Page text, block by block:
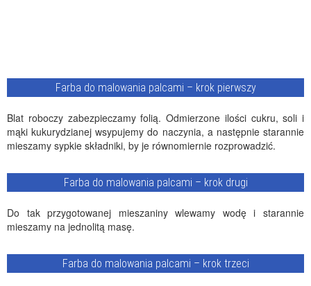
Farba do malowania palcami – krok pierwszy
Blat roboczy zabezpieczamy folią. Odmierzone ilości cukru, soli i
mąki kukurydzianej wsypujemy do naczynia, a następnie starannie
mieszamy sypkie składniki, by je równomiernie rozprowadzić.
Farba do malowania palcami – krok drugi
Do tak przygotowanej mieszaniny wlewamy wodę i starannie
mieszamy na jednolitą masę.
Farba do malowania palcami – krok trzeci